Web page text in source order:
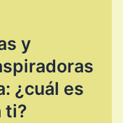
y
¿cuál es
ti?